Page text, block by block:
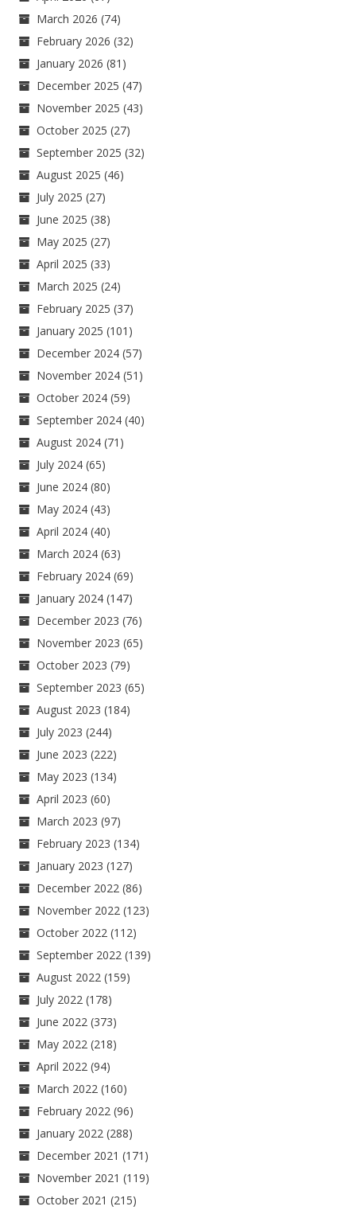
March 2026 (74)
February 2026 (32)
January 2026 (81)
December 2025 (47)
November 2025 (43)
October 2025 (27)
September 2025 (32)
August 2025 (46)
July 2025 (27)
June 2025 (38)
May 2025 (27)
April 2025 (33)
March 2025 (24)
February 2025 (37)
January 2025 (101)
December 2024 (57)
November 2024 (51)
October 2024 (59)
September 2024 (40)
August 2024 (71)
July 2024 (65)
June 2024 (80)
May 2024 (43)
April 2024 (40)
March 2024 (63)
February 2024 (69)
January 2024 (147)
December 2023 (76)
November 2023 (65)
October 2023 (79)
September 2023 (65)
August 2023 (184)
July 2023 (244)
June 2023 (222)
May 2023 (134)
April 2023 (60)
March 2023 (97)
February 2023 (134)
January 2023 (127)
December 2022 (86)
November 2022 (123)
October 2022 (112)
September 2022 (139)
August 2022 (159)
July 2022 (178)
June 2022 (373)
May 2022 (218)
April 2022 (94)
March 2022 (160)
February 2022 (96)
January 2022 (288)
December 2021 (171)
November 2021 (119)
October 2021 (215)